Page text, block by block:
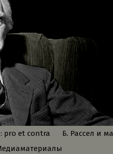
pro et contra Б. Рассел и